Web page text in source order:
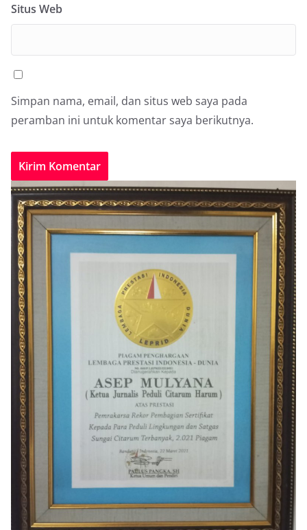
Situs Web
Simpan nama, email, dan situs web saya pada
peramban ini untuk komentar saya berikutnya.